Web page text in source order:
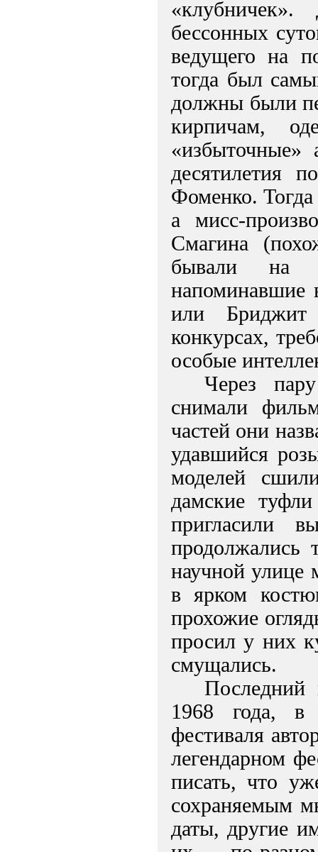
бессонных
ведущего на
тогда был
должны были
кирпичам,
«избыточные»
десятилетия
Фоменко.
а мисс-
Смагина
бывали на
напоминавшие
или Бриджит
конкурсах,
особые
Через
снимали
частей они
удавшийся
моделей
дамские
пригласили
продолжались
научной улице
в ярком
прохожие
просил у них
смущались.
Последний
1968 года, в
фестиваля
легендарном
писать, что
сохраняемым
даты, другие